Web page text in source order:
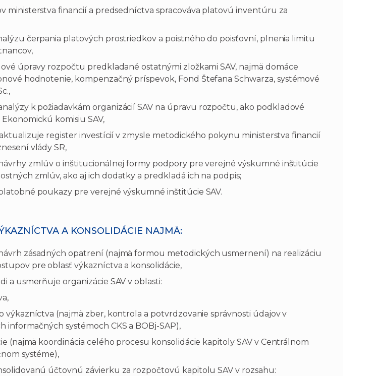
ministerstva financií a predsedníctva spracováva platovú inventúru za
čerpania platových prostriedkov a poistného do poisťovní, plnenia limitu
úpravy rozpočtu predkladané ostatnými zložkami SAV, najmä domáce
hodnotenie, kompenzačný príspevok, Fond Štefana Schwarza, systémové
k požiadavkám organizácií SAV na úpravu rozpočtu, ako podkladové
komisiu SAV,
aktualizuje register investícií v zmysle metodického pokynu ministerstva financií
vlády SR,
zmlúv o inštitucionálnej formy podpory pre verejné výskumné inštitúcie
zmlúv, ako aj ich dodatky a predkladá ich na podpis;
poukazy pre verejné výskumné inštitúcie SAV.
A KONSOLIDÁCIE NAJMÄ:
zásadných opatrení (najmä formou metodických usmernení) na realizáciu
pre oblasť výkazníctva a konsolidácie,
a usmerňuje organizácie SAV v oblasti:
výkazníctva (najmä zber, kontrola a potvrdzovanie správnosti údajov v
informačných systémoch CKS a BOBj-SAP),
(najmä koordinácia celého procesu konsolidácie kapitoly SAV v Centrálnom
systéme),
účtovnú závierku za rozpočtovú kapitolu SAV v rozsahu: